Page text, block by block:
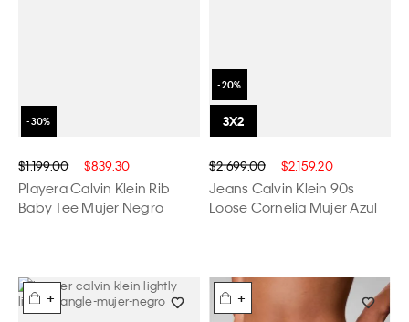
$1,199.00 $839.30
Playera Calvin Klein Rib
Baby Tee Mujer Negro
$2,699.00 $2,159.20
Jeans Calvin Klein 90s
Loose Cornelia Mujer Azul
+ +